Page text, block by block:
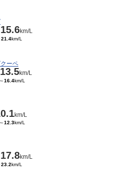
15.6km/L
21.4km/L
ーペ
13.5km/L
～16.4km/L
km/L
～12.3km/L
17.8km/L
23.2km/L